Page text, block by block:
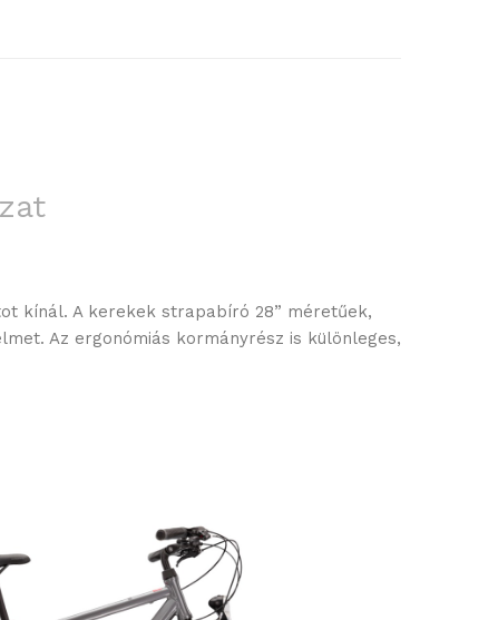
kínál. A kerekek strapabíró 28” méretűek,
Az ergonómiás kormányrész is különleges,